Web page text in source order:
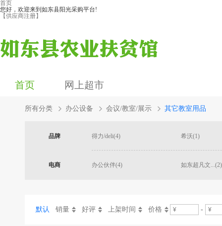
首页
您好，欢迎来到如东县阳光采购平台!
【供应商注册】
首页 网上超市
所有分类 办公设备 会议/教室/展示 其它教室用品
品牌 得力/deli(4) 希沃(1)
电商 办公伙伴(4) 如东超凡文...(2)
默认 销量 好评 上架时间 价格 -